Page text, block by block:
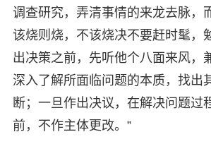
调查研究，弄清事情的来龙去脉，
该烧则烧，不该烧决不要赶时髦，勉
出决策之前，先听他个八面来风，
深入了解所面临问题的本质，找出
断；一旦作出决议，在解决问题过
前，不作主体更改。”